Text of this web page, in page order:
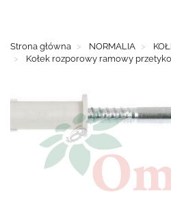
Strona główna NORMALIA
Kołek rozporowy ramowy